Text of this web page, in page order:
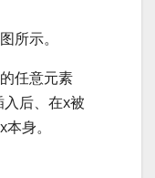
所示。
任意元素
后、在x被
身。